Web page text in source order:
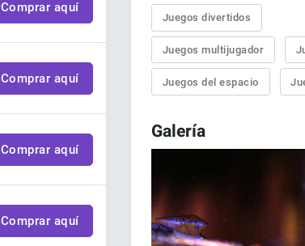
Comprar aquí
Comprar aquí
Comprar aquí
Comprar aquí
Juegos divertidos
Juegos multijugador
Juegos del espacio
Galería